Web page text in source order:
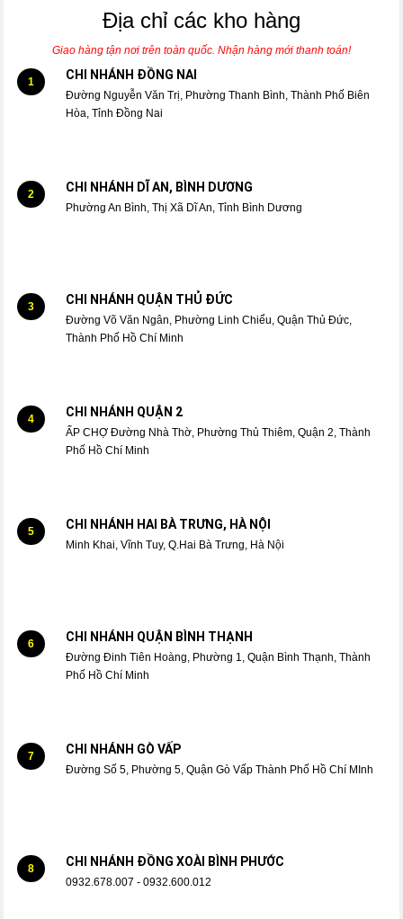
Địa chỉ các kho hàng
Giao hàng tận nơi trên toàn quốc. Nhận hàng mới thanh toán!
1 CHI NHÁNH ĐỒNG NAI
Đường Nguyễn Văn Trị, Phường Thanh Bình, Thành Phố Biên
Hòa, Tỉnh Đồng Nai
2 CHI NHÁNH DĨ AN, BÌNH DƯƠNG
Phường An Bình, Thị Xã Dĩ An, Tỉnh Bình Dương
3 CHI NHÁNH QUẬN THỦ ĐỨC
Đường Võ Văn Ngân, Phường Linh Chiểu, Quận Thủ Đức,
Thành Phố Hồ Chí Minh
4 CHI NHÁNH QUẬN 2
ẤP CHỢ Đường Nhà Thờ, Phường Thủ Thiêm, Quận 2, Thành
Phố Hồ Chí Minh
5 CHI NHÁNH HAI BÀ TRƯNG, HÀ NỘI
Minh Khai, Vĩnh Tuy, Q.Hai Bà Trưng, Hà Nội
6 CHI NHÁNH QUẬN BÌNH THẠNH
Đường Đinh Tiên Hoàng, Phường 1, Quận Bình Thạnh, Thành
Phố Hồ Chí Minh
7 CHI NHÁNH GÒ VẤP
Đường Số 5, Phường 5, Quận Gò Vấp Thành Phố Hồ Chí MInh
8 CHI NHÁNH ĐỒNG XOÀI BÌNH PHƯỚC
0932.678.007 - 0932.600.012